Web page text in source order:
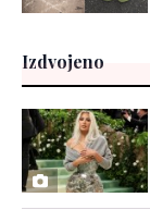
Izdvojeno